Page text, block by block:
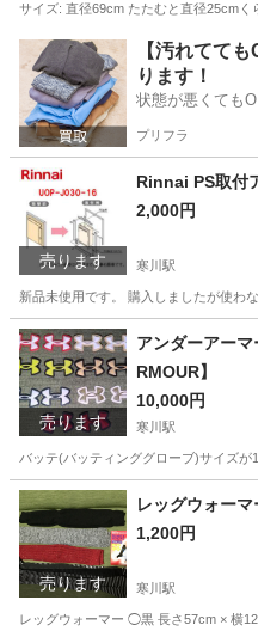
サイズ: 直径69cm たたむと直径25cm
神奈川 高座郡 寒川駅 洗
【汚れてて
ります！
状態が悪くても
プリフラ
売ります
Rinnai PS取付
2,000円
寒川駅
新品未使用です。 購入しましたが使わ
神奈川 高座郡 寒川駅
売ります
アンダーアー
RMOUR】
10,000円
寒川駅
バッテ(バッティンググローブ)サイズ
神奈川 高座郡 寒川駅
売ります
レッグウォー
1,200円
寒川駅
レッグウォーマー ◯黒 長さ57cm × 横